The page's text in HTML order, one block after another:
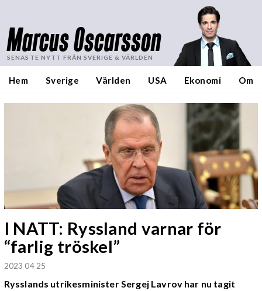
Marcus Oscarsson
SENASTE NYTT FRÅN SVERIGE & VÄRLDEN
Hem Sverige Världen USA Ekonomi Om
I NATT: Ryssland varnar för
“farlig tröskel”
2023 04 25
Rysslands utrikesminister Sergej Lavrov har nu tagit